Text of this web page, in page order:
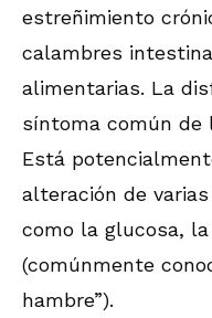
estreñimiento
calambres
alimentarias. La
síntoma común de
Está
alteración de
como la glucosa,
(comúnmente
hambre”).